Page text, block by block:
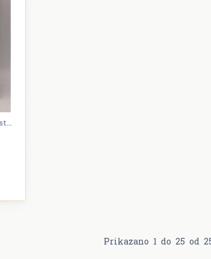
Hrvatska akademija znanosti i umjetnosti (HAZU)
Prikazano 1 do 25 od